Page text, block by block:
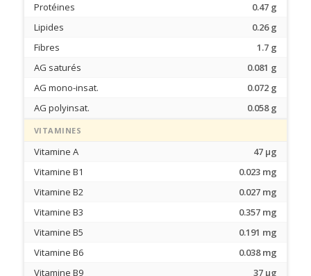
Protéines
0.47 g
Lipides
0.26 g
Fibres
1.7 g
AG saturés
0.081 g
AG mono-insat.
0.072 g
AG polyinsat.
0.058 g
VITAMINES
Vitamine A
47 µg
Vitamine B1
0.023 mg
Vitamine B2
0.027 mg
Vitamine B3
0.357 mg
Vitamine B5
0.191 mg
Vitamine B6
0.038 mg
Vitamine B9
37 µg